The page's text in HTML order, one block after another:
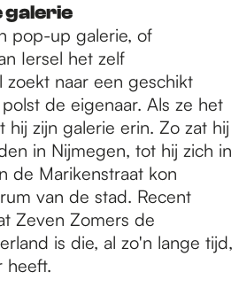
galerie
pop-up galerie, of
Iersel het zelf
zoekt naar een geschikt
de eigenaar. Als ze het
hij zijn galerie erin. Zo zat hij
in Nijmegen, tot hij zich in
de Marikenstraat kon
van de stad. Recent
Zeven Zomers de
is die, al zo'n lange tijd,
heeft.